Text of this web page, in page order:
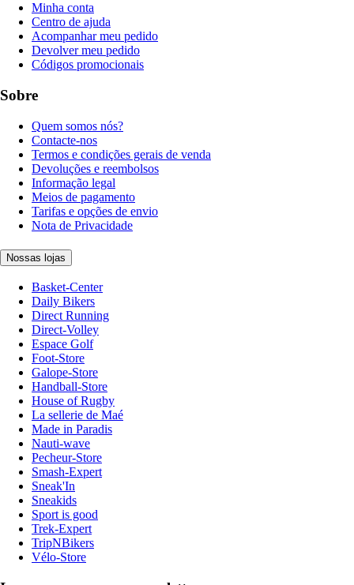
Minha conta
Centro de ajuda
Acompanhar meu pedido
Devolver meu pedido
Códigos promocionais
Sobre
Quem somos nós?
Contacte-nos
Termos e condições gerais de venda
Devoluções e reembolsos
Informação legal
Meios de pagamento
Tarifas e opções de envio
Nota de Privacidade
Nossas lojas
Basket-Center
Daily Bikers
Direct Running
Direct-Volley
Espace Golf
Foot-Store
Galope-Store
Handball-Store
House of Rugby
La sellerie de Maé
Made in Paradis
Nauti-wave
Pecheur-Store
Smash-Expert
Sneak'In
Sneakids
Sport is good
Trek-Expert
TripNBikers
Vélo-Store